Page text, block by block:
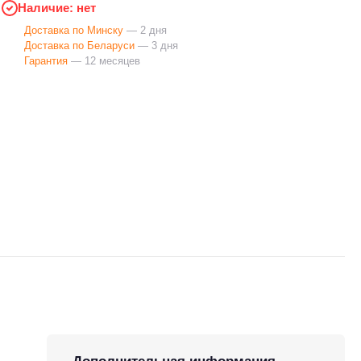
Наличие: нет
Доставка по Минску— 2 дня
Доставка по Беларуси— 3 дня
Гарантия— 12 месяцев